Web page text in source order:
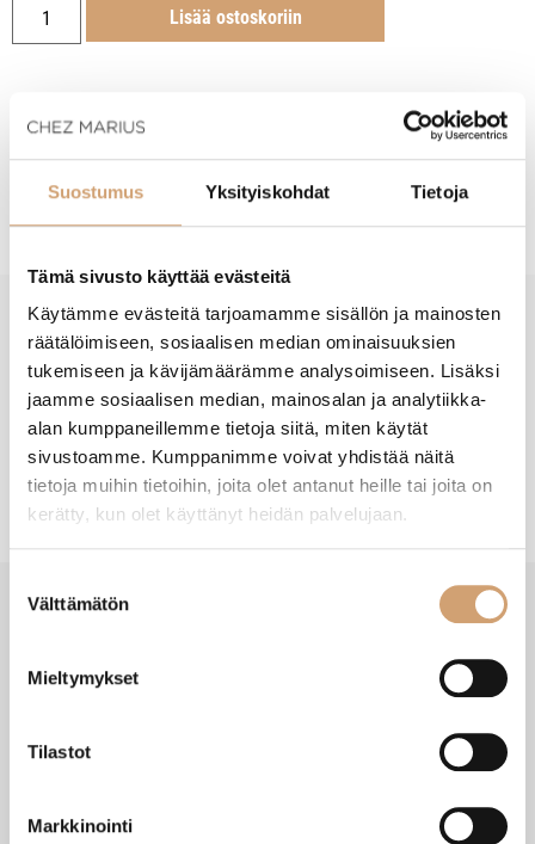
Suostumus Yksityiskohdat Tietoja
Tämä sivusto käyttää evästeitä
Käytämme evästeitä tarjoamamme sisällön ja mainosten
räätälöimiseen, sosiaalisen median ominaisuuksien
tukemiseen ja kävijämäärämme analysoimiseen. Lisäksi
jaamme sosiaalisen median, mainosalan ja analytiikka-
alan kumppaneillemme tietoja siitä, miten käytät
sivustoamme. Kumppanimme voivat yhdistää näitä
tietoja muihin tietoihin, joita olet antanut heille tai joita on
kerätty, kun olet käyttänyt heidän palvelujaan.
valinta
Välttämätön
Mieltymykset
Tilastot
Markkinointi
Lisää ostoskoriin
Tuotekuvaus
- Tuotteesta ei ole vielä arvosteluja -
New content loaded